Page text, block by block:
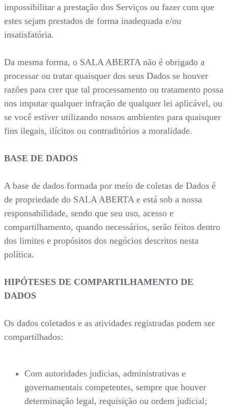
impossibilitar a prestação dos Serviços ou fazer com que
estes sejam prestados de forma inadequada e/ou
insatisfatória.
Da mesma forma, o SALA ABERTA não é obrigado a
processar ou tratar quaisquer dos seus Dados se houver
razões para crer que tal processamento ou tratamento possa
nos imputar qualquer infração de qualquer lei aplicável, ou
se você estiver utilizando nossos ambientes para quaisquer
fins ilegais, ilícitos ou contraditórios a moralidade.
BASE DE DADOS
A base de dados formada por meio de coletas de Dados é
de propriedade do SALA ABERTA e está sob a nossa
responsabilidade, sendo que seu uso, acesso e
compartilhamento, quando necessários, serão feitos dentro
dos limites e propósitos dos negócios descritos nesta
política.
HIPÓTESES DE COMPARTILHAMENTO DE
DADOS
Os dados coletados e as atividades registradas podem ser
compartilhados:
Com autoridades judicias, administrativas e
governamentais competentes, sempre que houver
determinação legal, requisição ou ordem judicial;